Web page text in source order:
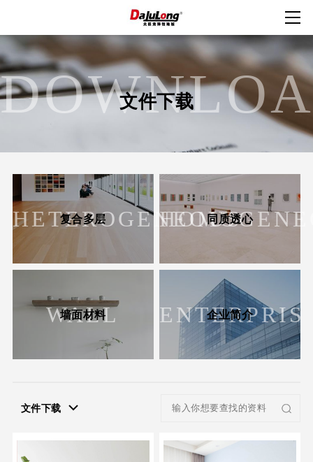
文件下载
HETEROGENEOUS
复合多层 同质透心
WALL
墙面材料 ENTERPRIS
企业简介
文件下载